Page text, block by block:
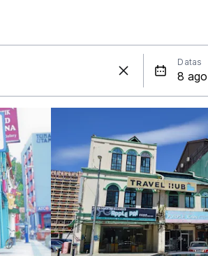
Datas